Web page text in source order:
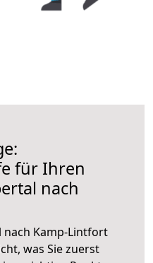
für Ihren
nach
Kamp-Lintfort
was Sie zuerst